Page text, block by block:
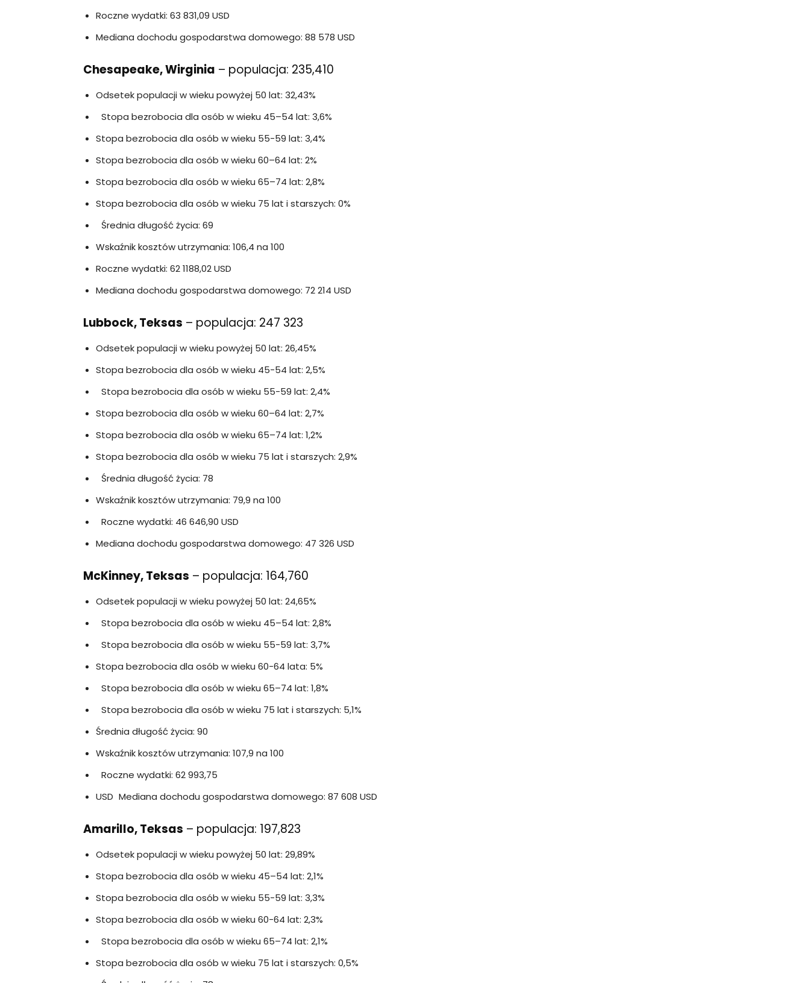
Roczne wydatki: 63 831,09 USD
Mediana dochodu gospodarstwa domowego: 88 578 USD
Chesapeake, Wirginia – populacja: 235,410
Odsetek populacji w wieku powyżej 50 lat: 32,43%
Stopa bezrobocia dla osób w wieku 45–54 lat: 3,6%
Stopa bezrobocia dla osób w wieku 55-59 lat: 3,4%
Stopa bezrobocia dla osób w wieku 60–64 lat: 2%
Stopa bezrobocia dla osób w wieku 65–74 lat: 2,8%
Stopa bezrobocia dla osób w wieku 75 lat i starszych: 0%
Średnia długość życia: 69
Wskaźnik kosztów utrzymania: 106,4 na 100
Roczne wydatki: 62 1188,02 USD
Mediana dochodu gospodarstwa domowego: 72 214 USD
Lubbock, Teksas – populacja: 247 323
Odsetek populacji w wieku powyżej 50 lat: 26,45%
Stopa bezrobocia dla osób w wieku 45-54 lat: 2,5%
Stopa bezrobocia dla osób w wieku 55-59 lat: 2,4%
Stopa bezrobocia dla osób w wieku 60–64 lat: 2,7%
Stopa bezrobocia dla osób w wieku 65–74 lat: 1,2%
Stopa bezrobocia dla osób w wieku 75 lat i starszych: 2,9%
Średnia długość życia: 78
Wskaźnik kosztów utrzymania: 79,9 na 100
Roczne wydatki: 46 646,90 USD
Mediana dochodu gospodarstwa domowego: 47 326 USD
McKinney, Teksas – populacja: 164,760
Odsetek populacji w wieku powyżej 50 lat: 24,65%
Stopa bezrobocia dla osób w wieku 45–54 lat: 2,8%
Stopa bezrobocia dla osób w wieku 55-59 lat: 3,7%
Stopa bezrobocia dla osób w wieku 60-64 lata: 5%
Stopa bezrobocia dla osób w wieku 65–74 lat: 1,8%
Stopa bezrobocia dla osób w wieku 75 lat i starszych: 5,1%
Średnia długość życia: 90
Wskaźnik kosztów utrzymania: 107,9 na 100
Roczne wydatki: 62 993,75
USD Mediana dochodu gospodarstwa domowego: 87 608 USD
Amarillo, Teksas – populacja: 197,823
Odsetek populacji w wieku powyżej 50 lat: 29,89%
Stopa bezrobocia dla osób w wieku 45–54 lat: 2,1%
Stopa bezrobocia dla osób w wieku 55-59 lat: 3,3%
Stopa bezrobocia dla osób w wieku 60-64 lat: 2,3%
Stopa bezrobocia dla osób w wieku 65–74 lat: 2,1%
Stopa bezrobocia dla osób w wieku 75 lat i starszych: 0,5%